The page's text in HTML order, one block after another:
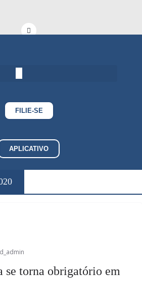
FILIE-SE
APLICATIVO
se torna obrigatório em